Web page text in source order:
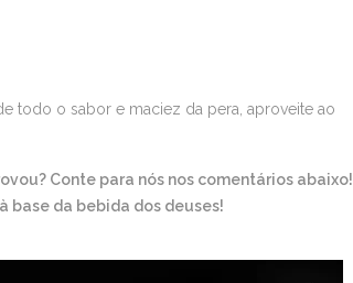
todo o sabor e maciez da pera, aproveite ao
Conte para nós nos comentários abaixo!
base da bebida dos deuses!